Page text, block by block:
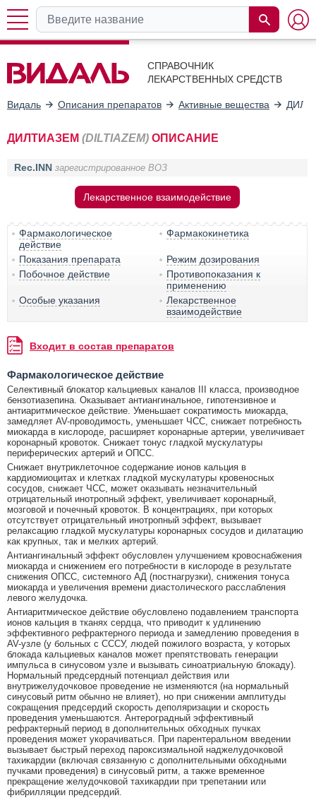
СПРАВОЧНИК
ЛЕКАРСТВЕННЫХ СРЕДСТВ
Видаль Описания препаратов Активные вещества
ДИЛТИАЗЕМ (DILTIAZEM) ОПИСАНИЕ
Rec.INN зарегистрированное ВОЗ
Лекарственное взаимодействие
Фармакологическое
действие
Фармакокинетика
Показания препарата
Режим дозирования
Побочное действие
Противопоказания к
применению
Особые указания
Лекарственное
взаимодействие
Входит в состав препаратов
Фармакологическое действие
Селективный блокатор кальциевых каналов III класса, производное
бензотиазепина. Оказывает антиангинальное, гипотензивное и
антиаритмическое действие. Уменьшает сократимость миокарда,
замедляет AV-проводимость, уменьшает ЧСС, снижает потребность
миокарда в кислороде, расширяет коронарные артерии, увеличивает
коронарный кровоток. Снижает тонус гладкой мускулатуры
периферических артерий и ОПСС.
Снижает внутриклеточное содержание ионов кальция в
кардиомиоцитах и клетках гладкой мускулатуры кровеносных
сосудов, снижает ЧСС, может оказывать незначительный
отрицательный инотропный эффект, увеличивает коронарный,
мозговой и почечный кровоток. В концентрациях, при которых
отсутствует отрицательный инотропный эффект, вызывает
релаксацию гладкой мускулатуры коронарных сосудов и дилатацию
как крупных, так и мелких артерий.
Антиангинальный эффект обусловлен улучшением кровоснабжения
миокарда и снижением его потребности в кислороде в результате
снижения ОПСС, системного АД (постнагрузки), снижения тонуса
миокарда и увеличения времени диастолического расслабления
левого желудочка.
Антиаритмическое действие обусловлено подавлением транспорта
ионов кальция в тканях сердца, что приводит к удлинению
эффективного рефрактерного периода и замедлению проведения в
AV-узле (у больных с СССУ, людей пожилого возраста, у которых
блокада кальциевых каналов может препятствовать генерации
импульса в синусовом узле и вызывать синоатриальную блокаду).
Нормальный предсердный потенциал действия или
внутрижелудочковое проведение не изменяются (на нормальный
синусовый ритм обычно не влияет), но при снижении амплитуды
сокращения предсердий скорость деполяризации и скорость
проведения уменьшаются. Антероградный эффективный
рефрактерный период в дополнительных обходных пучках
проведения может укорачиваться. При парентеральном введении
вызывает быстрый переход пароксизмальной наджелудочковой
тахикардии (включая связанную с дополнительными обходными
пучками проведения) в синусовый ритм, а также временное
прекращение желудочковой тахикардии при трепетании или
фибрилляции предсердий.